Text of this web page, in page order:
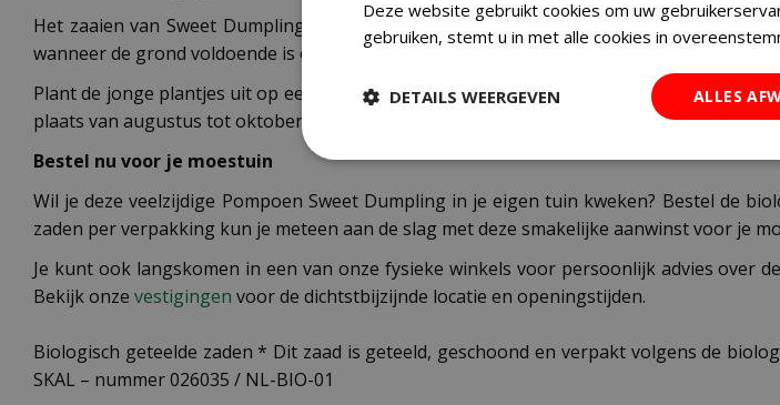
Het zaaien van Sweet Dumpling pompoen is eenvoudig. Begin in april of mei
wanneer de grond voldoende is opgewarmd. De zaden kiemen bij een temperatuur van
Plant de jonge plantjes uit op een zonnige, beschutte plek met vruchtbare grond. Geef
plaats van augustus tot oktober, wanneer de schil hard is geworden en de steel begint
Bestel nu voor je moestuin
Wil je deze veelzijdige Pompoen Sweet Dumpling in je eigen tuin kweken? Bestel de
zaden per verpakking kun je meteen aan de slag met deze smakelijke aanwinst voor je
Je kunt ook langskomen in een van onze fysieke winkels voor persoonlijk advies over
Bekijk onze vestigingen voor de dichtstbijzijnde locatie en openingstijden.
Biologisch geteelde zaden * Dit zaad is geteeld, geschoond en verpakt volgens de
SKAL – nummer 026035 / NL-BIO-01
Deze website gebruikt cookies om uw
gebruiken, stemt u in met alle cookies in
ALLES
DETAILS WEERGEVEN